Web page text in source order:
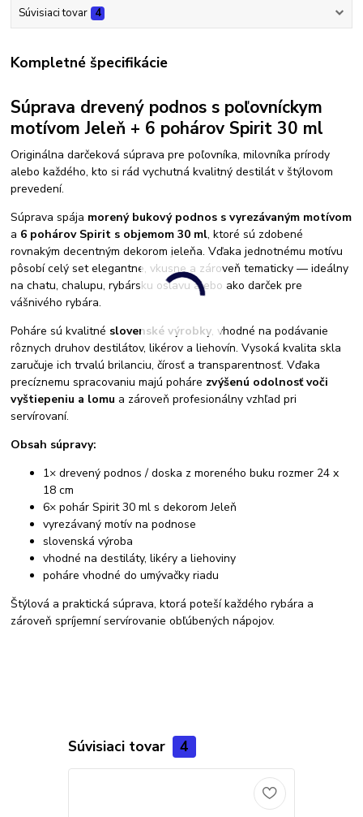
Súvisiaci tovar 4
Kompletné špecifikácie
Súprava drevený podnos s poľovníckym
motívom Jeleň + 6 pohárov Spirit 30 ml
Originálna darčeková súprava pre poľovníka, milovníka prírody
alebo každého, kto si rád vychutná kvalitný destilát v štýlovom
prevedení.
Súprava spája morený bukový podnos s vyrezávaným motívom
a 6 pohárov Spirit s objemom 30 ml, ktoré sú zdobené
rovnakým decentným dekorom jeleňa. Vďaka jednotnému motívu
pôsobí celý set elegantne, vkusne a zároveň tematicky — ideálny
na chatu, chalupu, rybársku oslavu alebo ako darček pre
vášnivého rybára.
Poháre sú kvalitné slovenské výrobky, vhodné na podávanie
rôznych druhov destilátov, likérov a liehovín. Vysoká kvalita skla
zaručuje ich trvalú brilanciu, čírosť a transparentnosť. Vďaka
precíznemu spracovaniu majú poháre zvýšenú odolnosť voči
vyštiepeniu a lomu a zároveň profesionálny vzhľad pri
servírovaní.
Obsah súpravy:
1× drevený podnos / doska z moreného buku rozmer 24 x
18 cm
6× pohár Spirit 30 ml s dekorom Jeleň
vyrezávaný motív na podnose
slovenská výroba
vhodné na destiláty, likéry a liehoviny
poháre vhodné do umývačky riadu
Štýlová a praktická súprava, ktorá poteší každého rybára a
zároveň spríjemní servírovanie obľúbených nápojov.
Súvisiaci tovar 4